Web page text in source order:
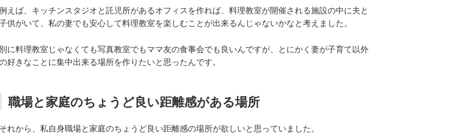
えば、キッチンスタジオと託児所があるオフィスを作れば、料理教室が開催される施設の中に夫と
供がいて、私の妻でも安心して料理教室を楽しむことが出来るんじゃないかなと考えました。
別に料理教室じゃなくても写真教室でもママ友の食事会でも良いんですが、とにかく妻が子育て以外
好きなことに集中出来る場所を作りたいと思ったんです。
職場と家庭のちょうど良い距離感がある場所
それから、私自身職場と家庭のちょうど良い距離感の場所が欲しいと思っていました。